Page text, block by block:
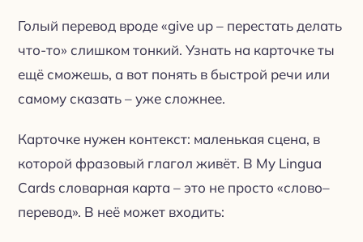
Голый перевод вроде «give up – перестать делать
что-то» слишком тонкий. Узнать на карточке ты
ещё сможешь, а вот понять в быстрой речи или
самому сказать – уже сложнее.
Карточке нужен контекст: маленькая сцена, в
которой фразовый глагол живёт. В My Lingua
Cards словарная карта – это не просто «слово–
перевод». В неё может входить: